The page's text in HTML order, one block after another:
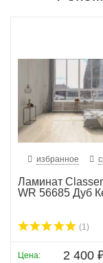
избранное
Ламинат
WR 56685 Дуб
(1)
Цена: 2 400